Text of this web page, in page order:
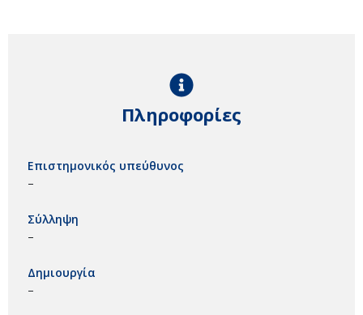
Πληροφορίες
Επιστημονικός υπεύθυνος
–
Σύλληψη
–
Δημιουργία
–